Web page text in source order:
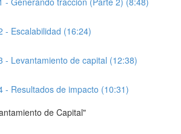
- Escalabilidad (16:24)
- Levantamiento de capital (12:38)
- Resultados de impacto (10:31)
de Capital"